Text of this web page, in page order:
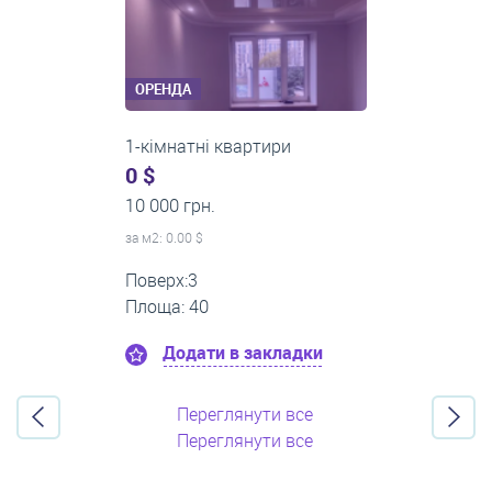
ОРЕНДА
2-кімнатні квартири
0 $
16 000 грн.
за м2: 0.00 $
Поверх:11
Площа: 55
Додати в закладки
Переглянути все
Переглянути все